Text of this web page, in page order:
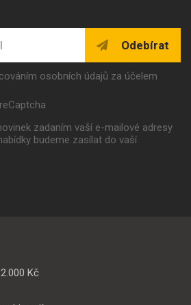
Odebírat
osobních údajů za účelem
zadaním vaší e-mailové adresy
budeme zasílat do vaší
Kč